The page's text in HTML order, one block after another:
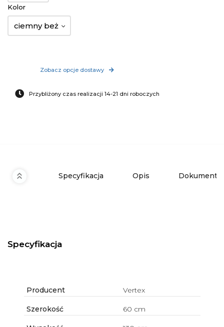
Kolor
ciemny beż
Zobacz opcje dostawy
Przybliżony czas realizacji 14-21 dni roboczych
Specyfikacja Opis Dokumenty
Specyfikacja
Producent Vertex
Szerokość 60 cm